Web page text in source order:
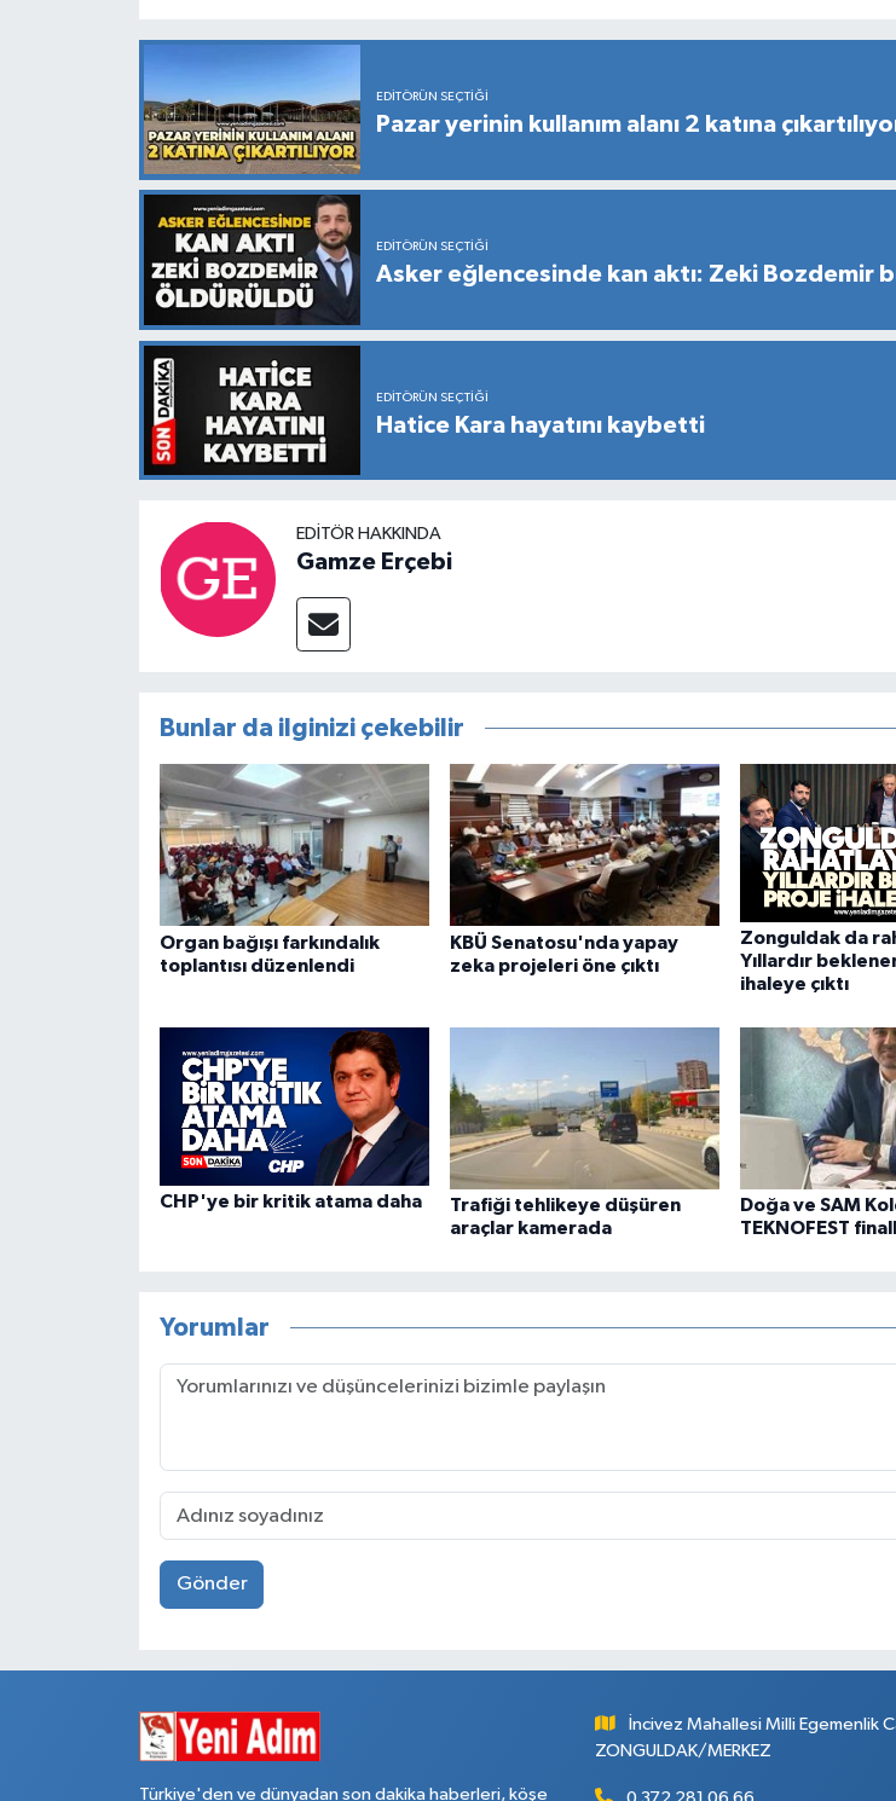
EDITÖRÜN SEÇTIĞI
Pazar yerinin kullanım alanı 2 katına
EDITÖRÜN SEÇTIĞI
Asker eğlencesinde kan aktı: Zeki Bozdemir
EDITÖRÜN SEÇTIĞI
Hatice Kara hayatını kaybetti
EDITÖR HAKKINDA
Gamze Erçebi
Bunlar da ilginizi çekebilir
Organ bağışı farkındalık
toplantısı düzenlendi
KBÜ Senatosu'nda yapay
zeka projeleri öne çıktı
Zonguldak da
Yıllardır
ihaleye çıktı
CHP'ye bir kritik atama daha
Trafiği tehlikeye düşüren
araçlar kamerada
Doğa ve SAM
TEKNOFEST
Yorumlar
Gönder
Türkiye'den ve dünyadan son dakika haberleri, köşe
İncivez Mahallesi Milli Egemenlik
ZONGULDAK/MERKEZ